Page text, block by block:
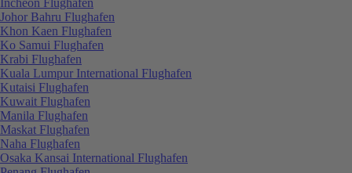
Johor Bahru Flughafen
Khon Kaen Flughafen
Ko Samui Flughafen
Krabi Flughafen
Kuala Lumpur International Flughafen
Kutaisi Flughafen
Kuwait Flughafen
Manila Flughafen
Maskat Flughafen
Naha Flughafen
Osaka Kansai International Flughafen